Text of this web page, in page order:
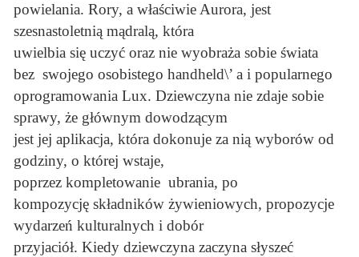
powielania. Rory, a właściwie Aurora, jest
szesnastoletnią mądralą, która
uwielbia się uczyć oraz nie wyobraża sobie świata
bez swojego osobistego handheld\’ a i popularnego
oprogramowania Lux. Dziewczyna nie zdaje sobie
sprawy, że głównym dowodzącym
jest jej aplikacja, która dokonuje za nią wyborów od
godziny, o której wstaje,
poprzez kompletowanie ubrania, po
kompozycję składników żywieniowych, propozycje
wydarzeń kulturalnych i dobór
przyjaciół. Kiedy dziewczyna zaczyna słyszeć